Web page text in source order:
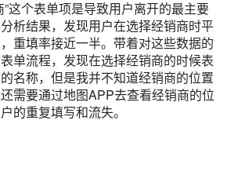
”这个表单项是导致用户离开的最主要
析结果，发现用户在选择经销商时平
重填率接近一半。带着对这些数据的
单流程，发现在选择经销商的时候表
名称，但是我并不知道经销商的位置
需要通过地图APP去查看经销商的位
的重复填写和流失。